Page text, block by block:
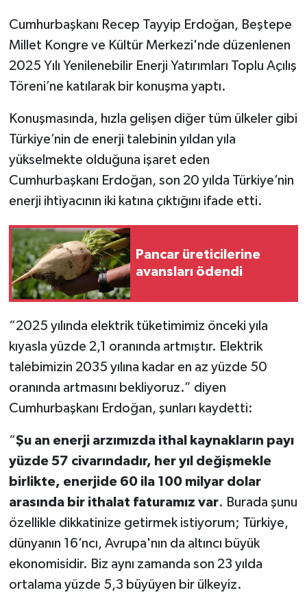
Cumhurbaşkanı Recep Tayyip Erdoğan, Beştepe
Millet Kongre ve Kültür Merkezi'nde düzenlenen
2025 Yılı Yenilenebilir Enerji Yatırımları Toplu Açılış
Töreni’ne katılarak bir konuşma yaptı.
Konuşmasında, hızla gelişen diğer tüm ülkeler gibi
Türkiye’nin de enerji talebinin yıldan yıla
yükselmekte olduğuna işaret eden
Cumhurbaşkanı Erdoğan, son 20 yılda Türkiye’nin
enerji ihtiyacının iki katına çıktığını ifade etti.
Pancar üreticilerine
avansları ödendi
“2025 yılında elektrik tüketimimiz önceki yıla
kıyasla yüzde 2,1 oranında artmıştır. Elektrik
talebimizin 2035 yılına kadar en az yüzde 50
oranında artmasını bekliyoruz.” diyen
Cumhurbaşkanı Erdoğan, şunları kaydetti:
“Şu an enerji arzımızda ithal kaynakların payı
yüzde 57 civarındadır, her yıl değişmekle
birlikte, enerjide 60 ila 100 milyar dolar
arasında bir ithalat faturamız var. Burada şunu
özellikle dikkatinize getirmek istiyorum; Türkiye,
dünyanın 16’ncı, Avrupa'nın da altıncı büyük
ekonomisidir. Biz aynı zamanda son 23 yılda
ortalama yüzde 5,3 büyüyen bir ülkeyiz.